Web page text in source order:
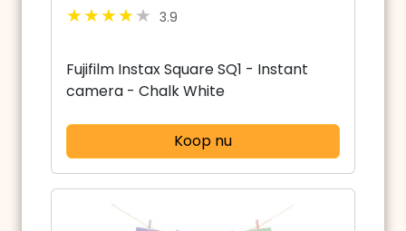
3.9
Fujifilm Instax Square SQ1 - Instant
camera - Chalk White
Koop nu